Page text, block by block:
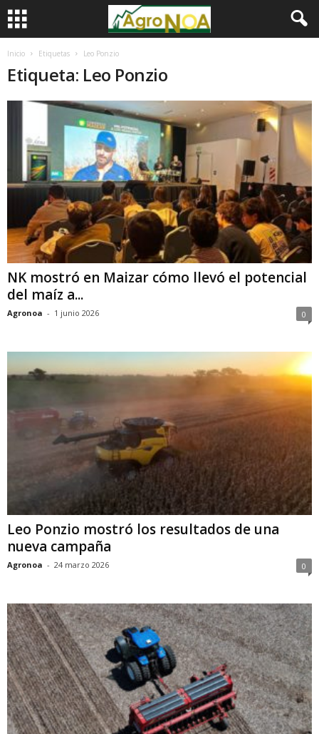
Inicio Etiquetas Leo Ponzio
Etiqueta: Leo Ponzio
NK mostró en Maizar cómo llevó el potencial
del maíz a...
Agronoa - 1 junio 2026 0
Leo Ponzio mostró los resultados de una
nueva campaña
Agronoa - 24 marzo 2026 0